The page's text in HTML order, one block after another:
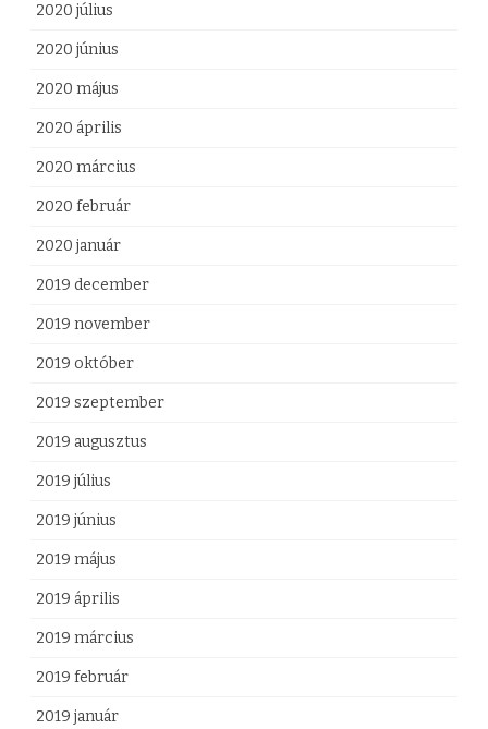
2020 július
2020 június
2020 május
2020 április
2020 március
2020 február
2020 január
2019 december
2019 november
2019 október
2019 szeptember
2019 augusztus
2019 július
2019 június
2019 május
2019 április
2019 március
2019 február
2019 január